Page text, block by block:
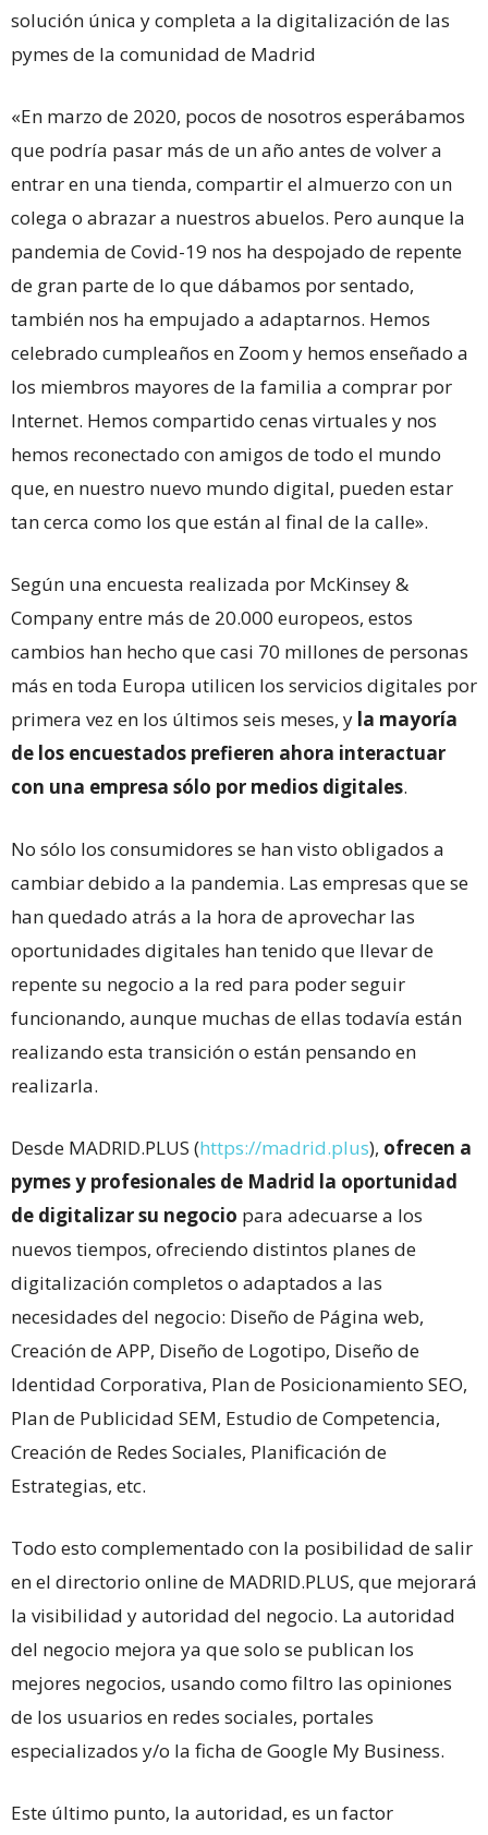
solución única y completa a la digitalización de las
pymes de la comunidad de Madrid
«En marzo de 2020, pocos de nosotros esperábamos
que podría pasar más de un año antes de volver a
entrar en una tienda, compartir el almuerzo con un
colega o abrazar a nuestros abuelos. Pero aunque la
pandemia de Covid-19 nos ha despojado de repente
de gran parte de lo que dábamos por sentado,
también nos ha empujado a adaptarnos. Hemos
celebrado cumpleaños en Zoom y hemos enseñado a
los miembros mayores de la familia a comprar por
Internet. Hemos compartido cenas virtuales y nos
hemos reconectado con amigos de todo el mundo
que, en nuestro nuevo mundo digital, pueden estar
tan cerca como los que están al final de la calle».
Según una encuesta realizada por McKinsey &
Company entre más de 20.000 europeos, estos
cambios han hecho que casi 70 millones de personas
más en toda Europa utilicen los servicios digitales por
primera vez en los últimos seis meses, y la mayoría
de los encuestados prefieren ahora interactuar
con una empresa sólo por medios digitales.
No sólo los consumidores se han visto obligados a
cambiar debido a la pandemia. Las empresas que se
han quedado atrás a la hora de aprovechar las
oportunidades digitales han tenido que llevar de
repente su negocio a la red para poder seguir
funcionando, aunque muchas de ellas todavía están
realizando esta transición o están pensando en
realizarla.
Desde MADRID.PLUS (https://madrid.plus), ofrecen a
pymes y profesionales de Madrid la oportunidad
de digitalizar su negocio para adecuarse a los
nuevos tiempos, ofreciendo distintos planes de
digitalización completos o adaptados a las
necesidades del negocio: Diseño de Página web,
Creación de APP, Diseño de Logotipo, Diseño de
Identidad Corporativa, Plan de Posicionamiento SEO,
Plan de Publicidad SEM, Estudio de Competencia,
Creación de Redes Sociales, Planificación de
Estrategias, etc.
Todo esto complementado con la posibilidad de salir
en el directorio online de MADRID.PLUS, que mejorará
la visibilidad y autoridad del negocio. La autoridad
del negocio mejora ya que solo se publican los
mejores negocios, usando como filtro las opiniones
de los usuarios en redes sociales, portales
especializados y/o la ficha de Google My Business.
Este último punto, la autoridad, es un factor